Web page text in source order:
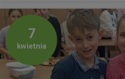
7
kwietnia